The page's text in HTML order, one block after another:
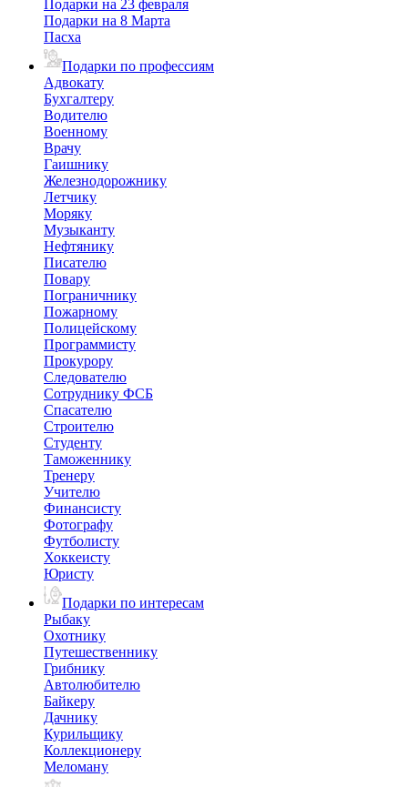
Подарки на 23 февраля
Подарки на 8 Марта
Пасха
Подарки по профессиям
Адвокату
Бухгалтеру
Водителю
Военному
Врачу
Гаишнику
Железнодорожнику
Летчику
Моряку
Музыканту
Нефтянику
Писателю
Повару
Пограничнику
Пожарному
Полицейскому
Программисту
Прокурору
Следователю
Сотруднику ФСБ
Спасателю
Строителю
Студенту
Таможеннику
Тренеру
Учителю
Финансисту
Фотографу
Футболисту
Хоккеисту
Юристу
Подарки по интересам
Рыбаку
Охотнику
Путешественнику
Грибнику
Автолюбителю
Байкеру
Дачнику
Курильщику
Коллекционеру
Меломану